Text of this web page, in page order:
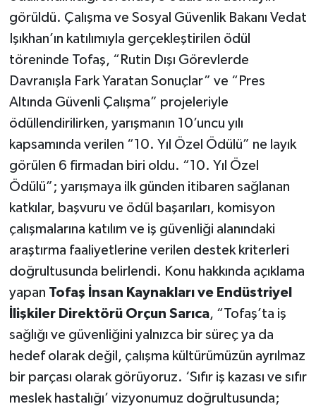
görüldü. Çalışma ve Sosyal Güvenlik Bakanı Vedat
Işıkhan’ın katılımıyla gerçekleştirilen ödül
töreninde Tofaş, “Rutin Dışı Görevlerde
Davranışla Fark Yaratan Sonuçlar” ve “Pres
Altında Güvenli Çalışma” projeleriyle
ödüllendirilirken, yarışmanın 10’uncu yılı
kapsamında verilen “10. Yıl Özel Ödülü” ne layık
görülen 6 firmadan biri oldu. “10. Yıl Özel
Ödülü”; yarışmaya ilk günden itibaren sağlanan
katkılar, başvuru ve ödül başarıları, komisyon
çalışmalarına katılım ve iş güvenliği alanındaki
araştırma faaliyetlerine verilen destek kriterleri
doğrultusunda belirlendi. Konu hakkında açıklama
yapan Tofaş İnsan Kaynakları ve Endüstriyel
İlişkiler Direktörü Orçun Sarıca, “Tofaş’ta iş
sağlığı ve güvenliğini yalnızca bir süreç ya da
hedef olarak değil, çalışma kültürümüzün ayrılmaz
bir parçası olarak görüyoruz. ‘Sıfır iş kazası ve sıfır
meslek hastalığı’ vizyonumuz doğrultusunda;